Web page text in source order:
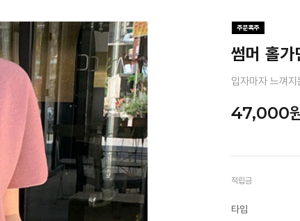
썸머 홀가
입자마자 느껴
47,000
적립금
타입